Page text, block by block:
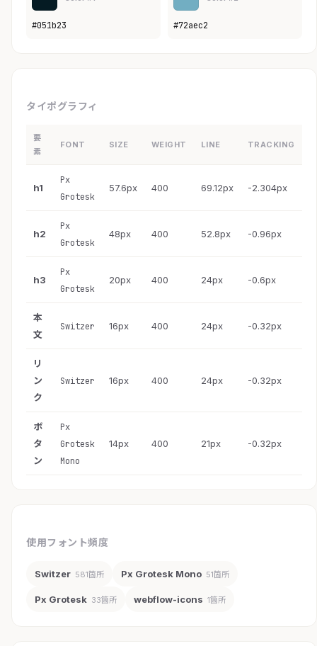
#051b23 #72aec2
タイポグラフィ
要
素
FONT SIZE WEIGHT LINE TRACKING
h1
Px
Grotesk
57.6px 400 69.12px -2.304px
h2
Px
Grotesk
48px 400 52.8px -0.96px
h3
Px
Grotesk
20px 400 24px -0.6px
本
文
Switzer 16px 400 24px -0.32px
リ
ン
ク
Switzer 16px 400 24px -0.32px
ボ
タ
ン
Px
Grotesk
Mono
14px 400 21px -0.32px
使用フォント頻度
Switzer 581箇所 Px Grotesk Mono 51箇所
Px Grotesk 33箇所 webflow-icons 1箇所